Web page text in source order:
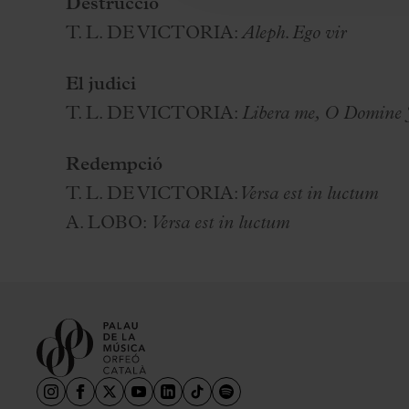
Destrucció
T. L. DE VICTORIA: Aleph. Ego vir
El judici
T. L. DE VICTORIA: Libera me, O Domine
Redempció
T. L. DE VICTORIA: Versa est in luctum
A. LOBO: Versa est in luctum